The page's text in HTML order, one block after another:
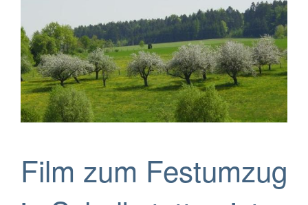
Film zum Festumzug